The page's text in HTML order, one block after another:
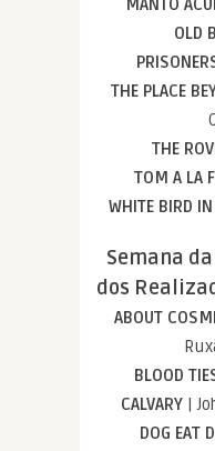
MANTO
OLD
THE PLACE
THE
TOM A LA
WHITE BIRD
Semana
dos
ABOUT
BLOOD
CALVARY |
DOG EAT